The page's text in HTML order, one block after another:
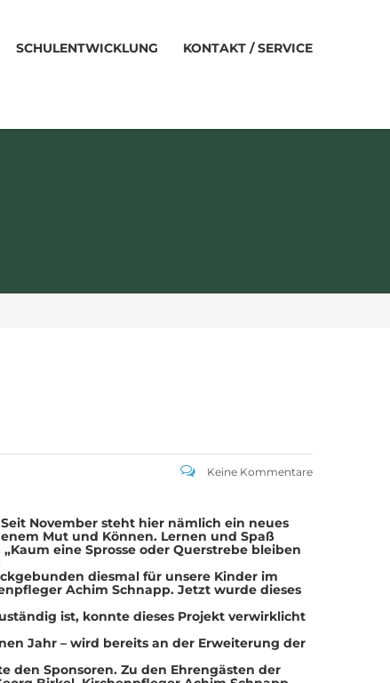
SCHULENTWICKLUNG KONTAKT / SERVICE
Keine Kommentare
November steht hier nämlich ein neues
Mut und Können. Lernen und Spaß
eine Sprosse oder Querstrebe bleiben
diesmal für unsere Kinder im
Achim Schnapp. Jetzt wurde dieses
ist, konnte dieses Projekt verwirklicht
Jahr – wird bereits an der Erweiterung der
den Sponsoren. Zu den Ehrengästen der